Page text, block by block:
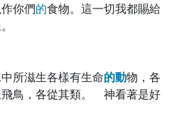
你們的食物。這一切我都賜給
所滋生各樣有生命的動物，各
鳥，各從其類。 神看著是好